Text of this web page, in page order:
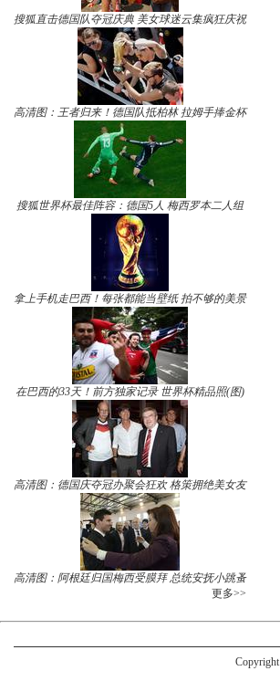
搜狐直击德国队夺冠庆典 美女球迷云集疯狂庆祝
高清图：王者归来！德国队抵柏林 拉姆手捧金杯
搜狐世界杯最佳阵容：德国5人 梅西罗本二人组
拿上手机走巴西！每张都能当壁纸 拍不够的美景
在巴西的33天！前方独家记录 世界杯精品照(图)
高清图：德国庆夺冠办聚会狂欢 格策拥绝美女友
高清图：阿根廷归国梅西受膜拜 总统安抚小跳蚤
更多>>
Copyright